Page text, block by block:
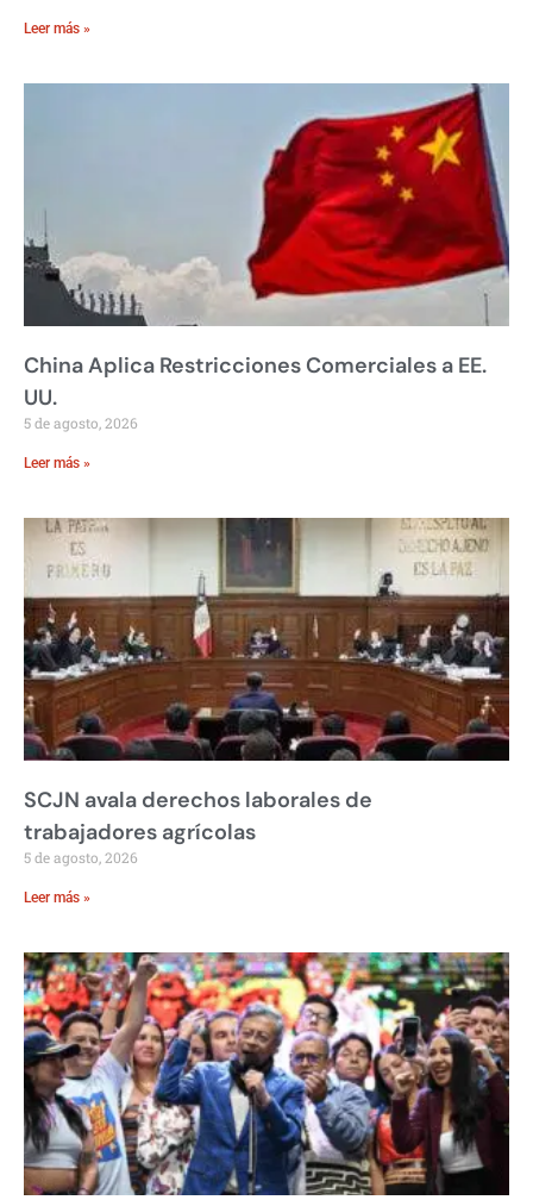
Leer más »
China Aplica Restricciones Comerciales a EE.
UU.
5 de agosto, 2026
Leer más »
SCJN avala derechos laborales de
trabajadores agrícolas
5 de agosto, 2026
Leer más »